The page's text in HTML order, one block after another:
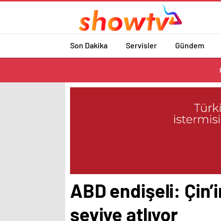
Son Dakika Servisler Gündem
ABD endişeli:
seviye atlıyor